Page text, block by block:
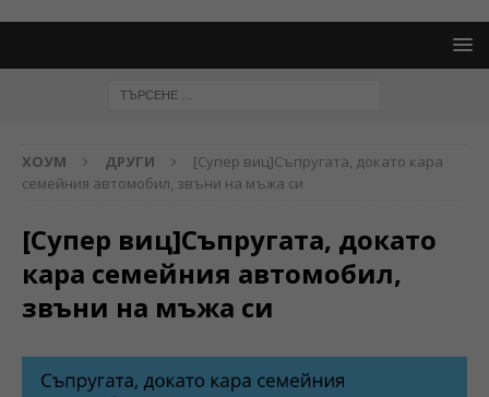
ХОУМ ДРУГИ
[Супер виц]Съпругата, докато кара
семейния автомобил, звъни на мъжа си
[Супер виц]Съпругата, докато
кара семейния автомобил,
звъни на мъжа си